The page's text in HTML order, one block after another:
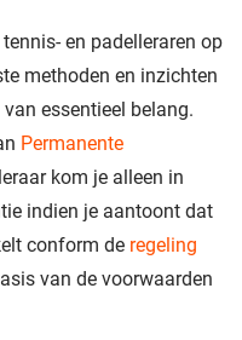
en padelleraren op
methoden en inzichten
essentieel belang.
Permanente
kom je alleen in
indien je aantoont dat
conform de regeling
van de voorwaarden